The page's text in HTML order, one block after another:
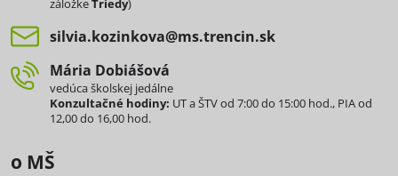
záložkeTriedy)
silvia​.kozinkova​@ms​.trencin​.sk
Mária Dobiášová
vedúca školskej jedálne
Konzultačné hodiny: UT a ŠTV od 7:00 do 15:00 hod., PIA od
12,00 do 16,00 hod.
o MŠ